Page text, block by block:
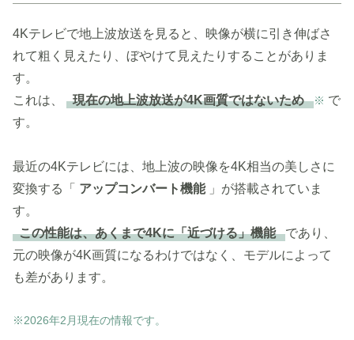
4Kテレビで地上波放送を見ると、映像が横に引き伸ばさ
れて粗く見えたり、ぼやけて見えたりすることがありま
す。
これは、
現在の地上波放送が4K画質ではないため ※ で
す。
最近の4Kテレビには、地上波の映像を4K相当の美しさに
変換する「 アップコンバート機能 」が搭載されていま
す。
この性能は、あくまで4Kに「近づける」機能 であり、
元の映像が4K画質になるわけではなく、モデルによって
も差があります。
※2026年2月現在の情報です。